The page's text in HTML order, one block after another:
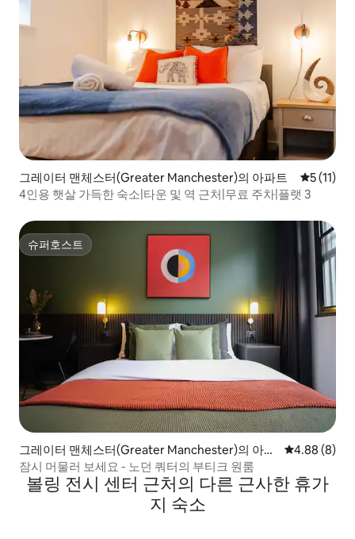
그레이터 맨체스터(Greater Manchester)의 아파트 평점 5점
5 (11)
4인용 햇살 가득한 숙소|타운 및 역 근처|무료 주차|플랫 3
슈퍼호스트
슈퍼호스트
그레이터 맨체스터(Greater Manchester)의 아파
트
평점 4.88점
4.88 (8)
잠시 머물러 보세요 - 노던 쿼터의 부티크 원룸
볼링 전시 센터 근처의 다른 근사한 휴가
지 숙소